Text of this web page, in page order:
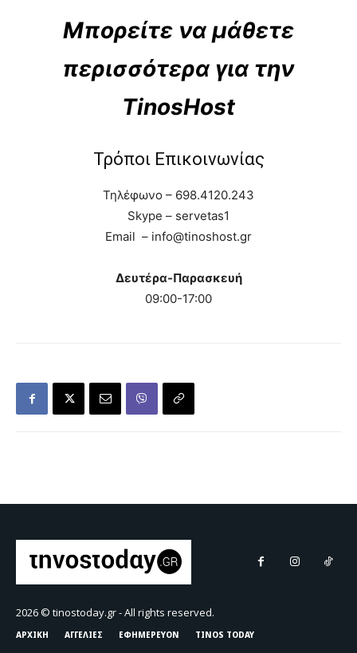
Μπορείτε να μάθετε
περισσότερα για την
TinosHost
Τρόποι Επικοινωνίας
Τηλέφωνο – 698.4120.243
Skype – servetas1
Email – info@tinoshost.gr
Δευτέρα-Παρασκευή
09:00-17:00
2026 © tinostoday.gr - All rights reserved.
ΑΡΧΙΚΗ ΑΓΓΕΛΙΕΣ ΕΦΗΜΕΡΕΥΟΝ TINOS TODAY